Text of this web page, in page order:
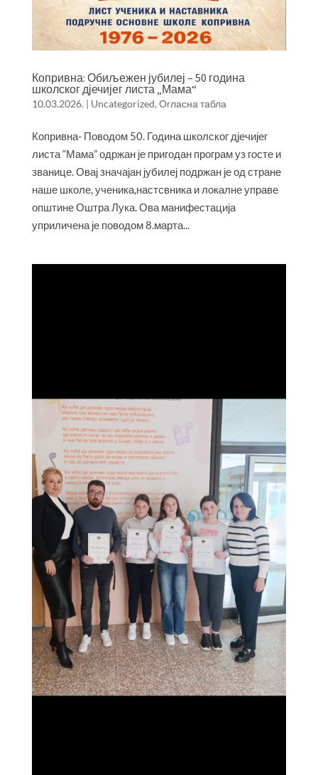
Копривна: Обиљежен јубилеј – 50 година
школског дјечијег листа „Мама“
10.03.2026. | Uncategorized, Огласна табла
Копривна- Поводом 50. Година школског дјечијег
листа “Мама” одржан је пригодан програм уз госте и
званице. Овај значајан јубилеј подржан је од стране
наше школе, ученика,настсвника и локалне управе
општине Оштра Лука. Ова манифестација
уприличена је поводом 8.марта...